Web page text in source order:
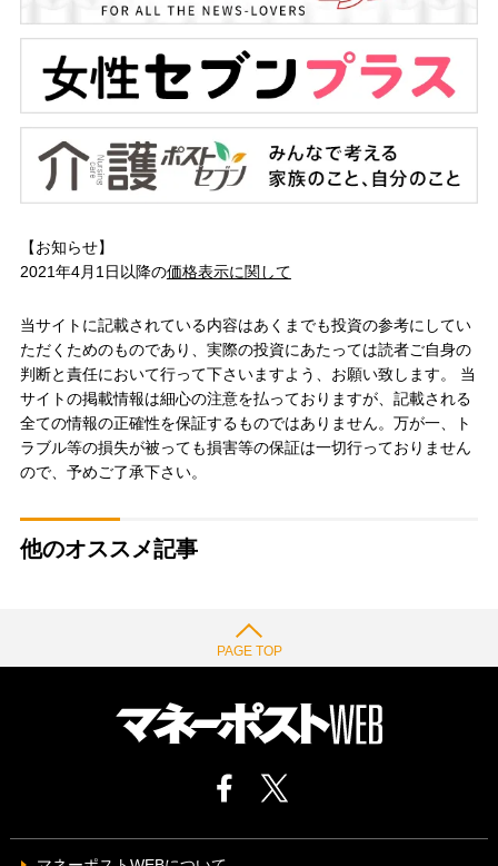
【お知らせ】
2021年4月1日以降の価格表示に関して
当サイトに記載されている内容はあくまでも投資の参考にしてい
ただくためのものであり、実際の投資にあたっては読者ご自身の
判断と責任において行って下さいますよう、お願い致します。 当
サイトの掲載情報は細心の注意を払っておりますが、記載される
全ての情報の正確性を保証するものではありません。万が一、ト
ラブル等の損失が被っても損害等の保証は一切行っておりません
ので、予めご了承下さい。
他のオススメ記事
PAGE TOP